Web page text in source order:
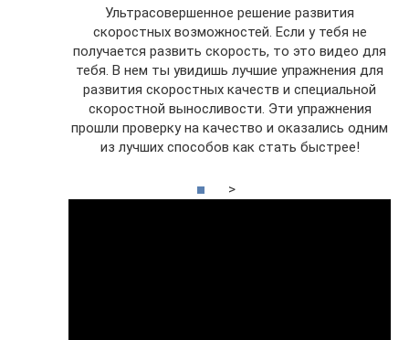
Ультрасовершенное решение развития
скоростных возможностей. Если у тебя не
получается развить скорость, то это видео для
тебя. В нем ты увидишь лучшие упражнения для
развития скоростных качеств и специальной
скоростной выносливости. Эти упражнения
прошли проверку на качество и оказались одним
из лучших способов как стать быстрее!
>